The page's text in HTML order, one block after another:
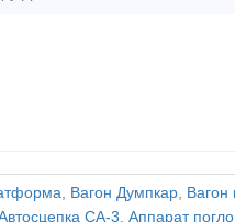
, Вагон Думпкар,
СА-3, Аппарат